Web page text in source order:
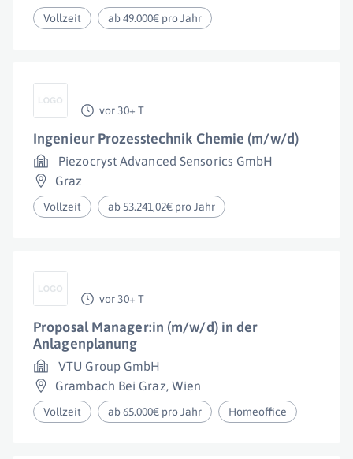
Vollzeit ab 49.000€ pro Jahr
vor 30+ T
Ingenieur Prozesstechnik Chemie (m/w/d)
Piezocryst Advanced Sensorics GmbH
Graz
Vollzeit ab 53.241,02€ pro Jahr
vor 30+ T
Proposal Manager:in (m/w/d) in der
Anlagenplanung
VTU Group GmbH
Grambach Bei Graz, Wien
Vollzeit ab 65.000€ pro Jahr Homeoffice